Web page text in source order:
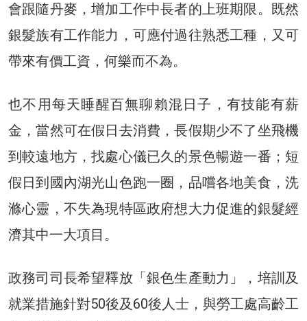
會跟隨丹麥，增加工作中長者的上班期限。既然
銀髮族有工作能力，可應付過往熟悉工種，又可
帶來有價工資，何樂而不為。
也不用每天睡醒百無聊賴混日子，有技能有薪
金，當然可在假日去消費，長假期少不了坐飛機
到較遠地方，找處心儀已久的景色暢遊一番；短
假日到國內湖光山色跑一圈，品嚐各地美食，洗
滌心靈，不失為現特區政府想大力促進的銀髮經
濟其中一大項目。
政務司司長希望釋放「銀色生產動力」，培訓及
就業措施針對50後及60後人士，與勞工處高齡工